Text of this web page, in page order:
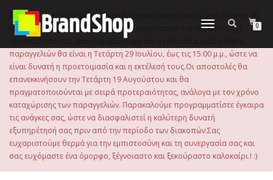
περιεχόμενο
Εναλλαγή
0
Το ηλεκτρονικό μας κατάστημα θα παραμείνει κλειστό, από Πέμπτη 30
Ιουλίου 2026 μέχρι και την Τρίτη 18 Αυγούστου. Για την καλύτερη
εξυπηρέτησή σας, σας ενημερώνουμε ότι η τελευταία ημέρα λήψης
παραγγελιών θα είναι η Τετάρτη 29 Ιουλίου, έως τις 15:00 μ.μ., ώστε να
είναι δυνατή η προετοιμασία και η εκτέλεσή τους.Οι αποστολές θα
επανεκκινήσουν την Τετάρτη 19 Αυγούστου και θα
πραγματοποιούνται με σειρά προτεραιότητας, ανάλογα με τον χρόνο
καταχώρισης των παραγγελιών. Παρακαλούμε προγραμματίστε έγκαιρα
τις ανάγκες σας, ώστε να διασφαλιστεί η καλύτερη δυνατή
εξυπηρέτησή σας πριν από την περίοδο των διακοπών.Σας
ευχαριστούμε θερμά για την εμπιστοσύνη και τη συνεργασία σας και
σας ευχόμαστε ένα όμορφο, ξέγνοιαστο και ξεκούραστο καλοκαίρι.! :)